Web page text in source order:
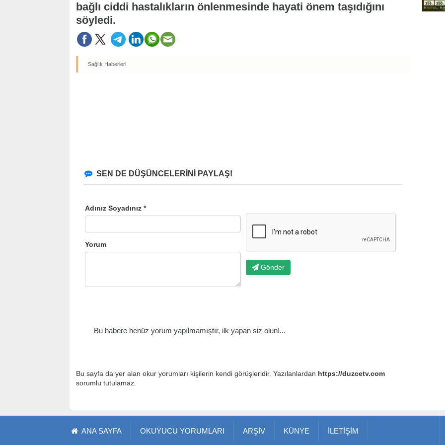
bağlı ciddi hastalıkların önlenmesinde hayati önem taşıdığını
söyledi.
Sağlık Haberleri
SEN DE DÜŞÜNCELERİNİ PAYLAŞ!
Adınız Soyadınız *
Yorum
Gönder
Bu habere henüz yorum yapılmamıştır, ilk yapan siz olun!...
Bu sayfa da yer alan okur yorumları kişilerin kendi görüşleridir. Yazılanlardan https://duzcetv.com
sorumlu tutulamaz.
ANA SAYFA OKUYUCU YORUMLARI ARŞİV KÜNYE İLETİŞİM